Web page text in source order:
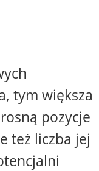
tym większa
pozycje
też liczba jej